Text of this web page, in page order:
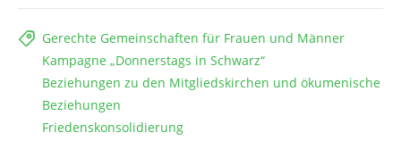
Gerechte Gemeinschaften für Frauen und Männer
Kampagne „Donnerstags in Schwarz“
Beziehungen zu den Mitgliedskirchen und ökumenische
Beziehungen
Friedenskonsolidierung